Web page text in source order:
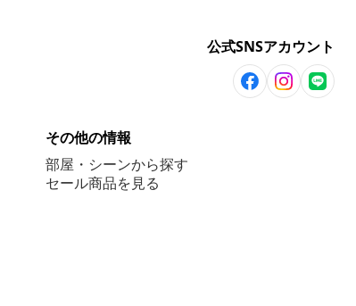
公式SNSアカウント
その他の情報
部屋・シーンから探す
セール商品を見る